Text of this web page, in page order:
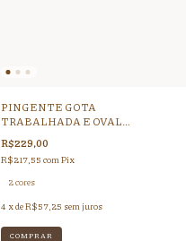
PINGENTE GOTA
TRABALHADA E OVAL
COLORIDA
R$229,00
R$217,55 comPix
2 cores
4 x deR$57,25 sem juros
COMPRAR